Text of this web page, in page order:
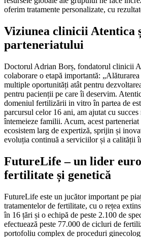
oferim tratamente personalizate, cu
Viziunea clinicii Atentica
parteneriatului
Doctorul Adrian Borș, fondatorul clinicii
colaborare o etapă importantă:
multiple oportunități atât pentru
pentru pacienții pe care îi deservim.
domeniul fertilizării in vitro în partea de
parcursul celor 16 ani, am ajutat cu
întemeieze familii. Acum, acest parteneriat
ecosistem larg de expertiză, sprijin și
evoluția continuă a serviciilor și a calității
FutureLife – un lider
fertilitate și genetică
FutureLife este un jucător important pe
tratamentelor de fertilitate, cu o rețea
în 16 țări și o echipă de peste 2.100 de
efectuează peste 77.000 de cicluri de
portofoliu complex de proceduri